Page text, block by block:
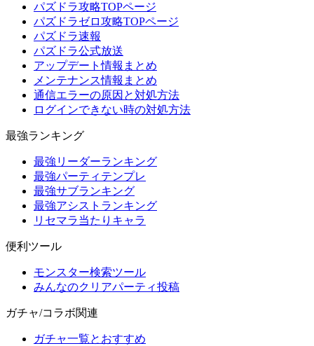
パズドラ攻略TOPページ
パズドラゼロ攻略TOPページ
パズドラ速報
パズドラ公式放送
アップデート情報まとめ
メンテナンス情報まとめ
通信エラーの原因と対処方法
ログインできない時の対処方法
最強ランキング
最強リーダーランキング
最強パーティテンプレ
最強サブランキング
最強アシストランキング
リセマラ当たりキャラ
便利ツール
モンスター検索ツール
みんなのクリアパーティ投稿
ガチャ/コラボ関連
ガチャ一覧とおすすめ